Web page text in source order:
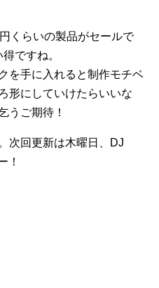
くらいの製品がセールで
ですね。
を手に入れると制作モチベ
形にしていけたらいいな
うご期待！
次回更新は木曜日、DJ
！